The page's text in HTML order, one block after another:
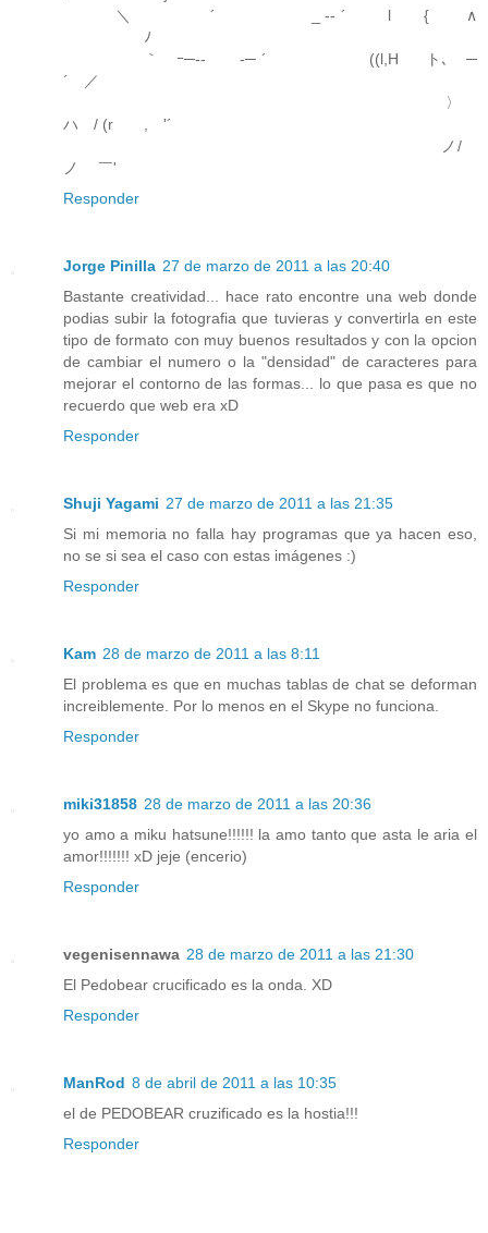
＼ ´ _ -‐ ´ l { ∧
ﾉ
｀ ｰ─-- -─ ´ ((l,H ト､ゝ─
´ ／
〉
ハ / (r , '´
ゝノ/
ノ ￣'
Responder
Jorge Pinilla 27 de marzo de 2011 a las 20:40
Bastante creatividad... hace rato encontre una web donde
podias subir la fotografia que tuvieras y convertirla en este
tipo de formato con muy buenos resultados y con la opcion
de cambiar el numero o la "densidad" de caracteres para
mejorar el contorno de las formas... lo que pasa es que no
recuerdo que web era xD
Responder
Shuji Yagami 27 de marzo de 2011 a las 21:35
Si mi memoria no falla hay programas que ya hacen eso,
no se si sea el caso con estas imágenes :)
Responder
Kam 28 de marzo de 2011 a las 8:11
El problema es que en muchas tablas de chat se deforman
increiblemente. Por lo menos en el Skype no funciona.
Responder
miki31858 28 de marzo de 2011 a las 20:36
yo amo a miku hatsune!!!!!! la amo tanto que asta le aria el
amor!!!!!!! xD jeje (encerio)
Responder
vegenisennawa 28 de marzo de 2011 a las 21:30
El Pedobear crucificado es la onda. XD
Responder
ManRod 8 de abril de 2011 a las 10:35
el de PEDOBEAR cruzificado es la hostia!!!
Responder